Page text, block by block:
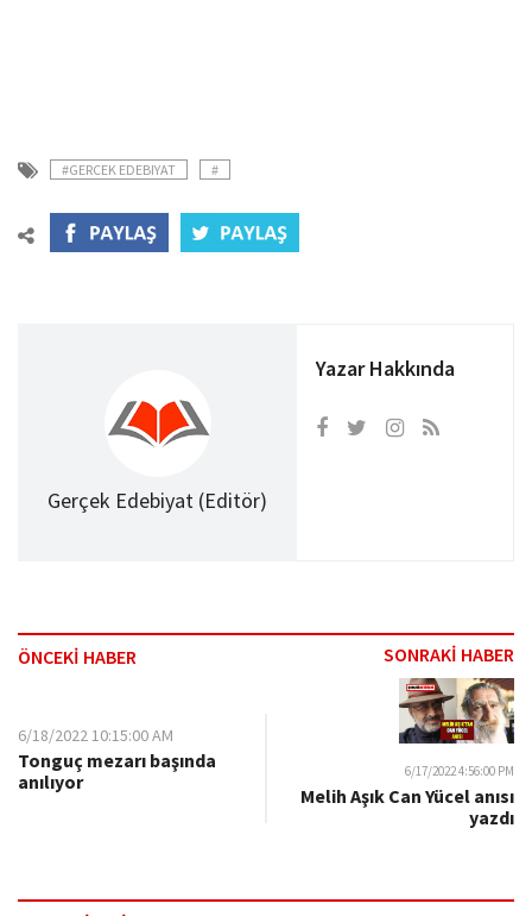
#GERCEK EDEBIYAT #
Gerçek Edebiyat (Editör)
Yazar Hakkında
ÖNCEKİ HABER SONRAKİ HABER
6/18/2022 10:15:00 AM
Tonguç mezarı başında
anılıyor
6/17/2022 4:56:00 PM
Melih Aşık Can Yücel anısı
yazdı